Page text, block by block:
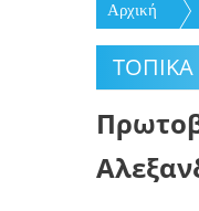
Αρχική